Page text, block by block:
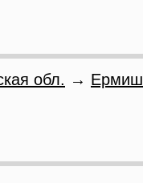
обл. →